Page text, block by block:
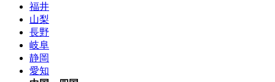
福井
山梨
長野
岐阜
静岡
愛知